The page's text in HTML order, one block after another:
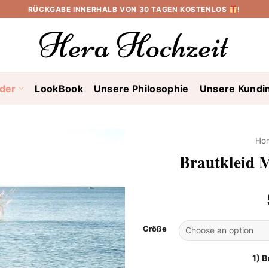
RÜCKGABE INNERHALB VON 30 TAGEN KOSTENLOS !
LookBook Unsere Philosophie Unsere
Brautkleid
Größe
1)